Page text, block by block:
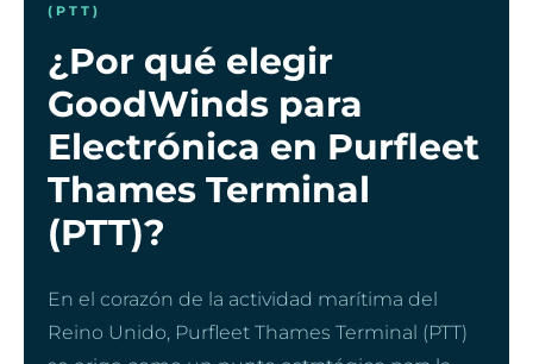
(PTT)
¿Por qué elegir
GoodWinds para
Electrónica en Purfleet
Thames Terminal
(PTT)?
En el corazón de la actividad marítima del
Reino Unido, Purfleet Thames Terminal (PTT)